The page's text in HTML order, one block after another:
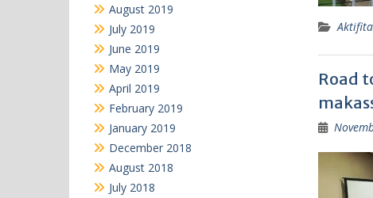
Road
August 2019
July 2019
June 2019
May 2019
April 2019
February 2019
January 2019
December 2018
August 2018
July 2018